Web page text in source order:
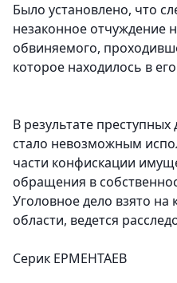
Было установлено, что
незаконное отчуждение
обвиняемого,
которое находилось в
В результате преступных
стало невозможным
части конфискации
обращения в
Уголовное дело взято на
области, ведется
Серик ЕРМЕНТАЕВ